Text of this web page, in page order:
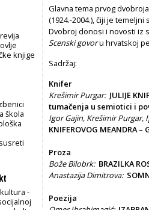
knjige
škola
-
Glavna tema prvog
(1924.-2004.), čiji je
Dvobroj donosi i novosti iz
Scenski govoru hrvatskoj
Sadržaj:
Knifer
Krešimir Purgar: JULIJE
tumačenja u semiotici i
Igor Gajin, Krešimir Purgar,
KNIFEROVOG MEANDRA –
Proza
Bože Bilobrk: BRAZILKA
Anastazija Dimitrova:
Poezija